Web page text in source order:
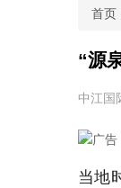
首页
“源
中江国
当地